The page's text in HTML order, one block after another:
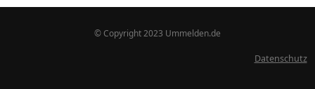
© Copyright 2023 Ummelden.de
Datenschutz